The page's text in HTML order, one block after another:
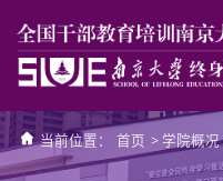
当前位置： 首页 >学院概况